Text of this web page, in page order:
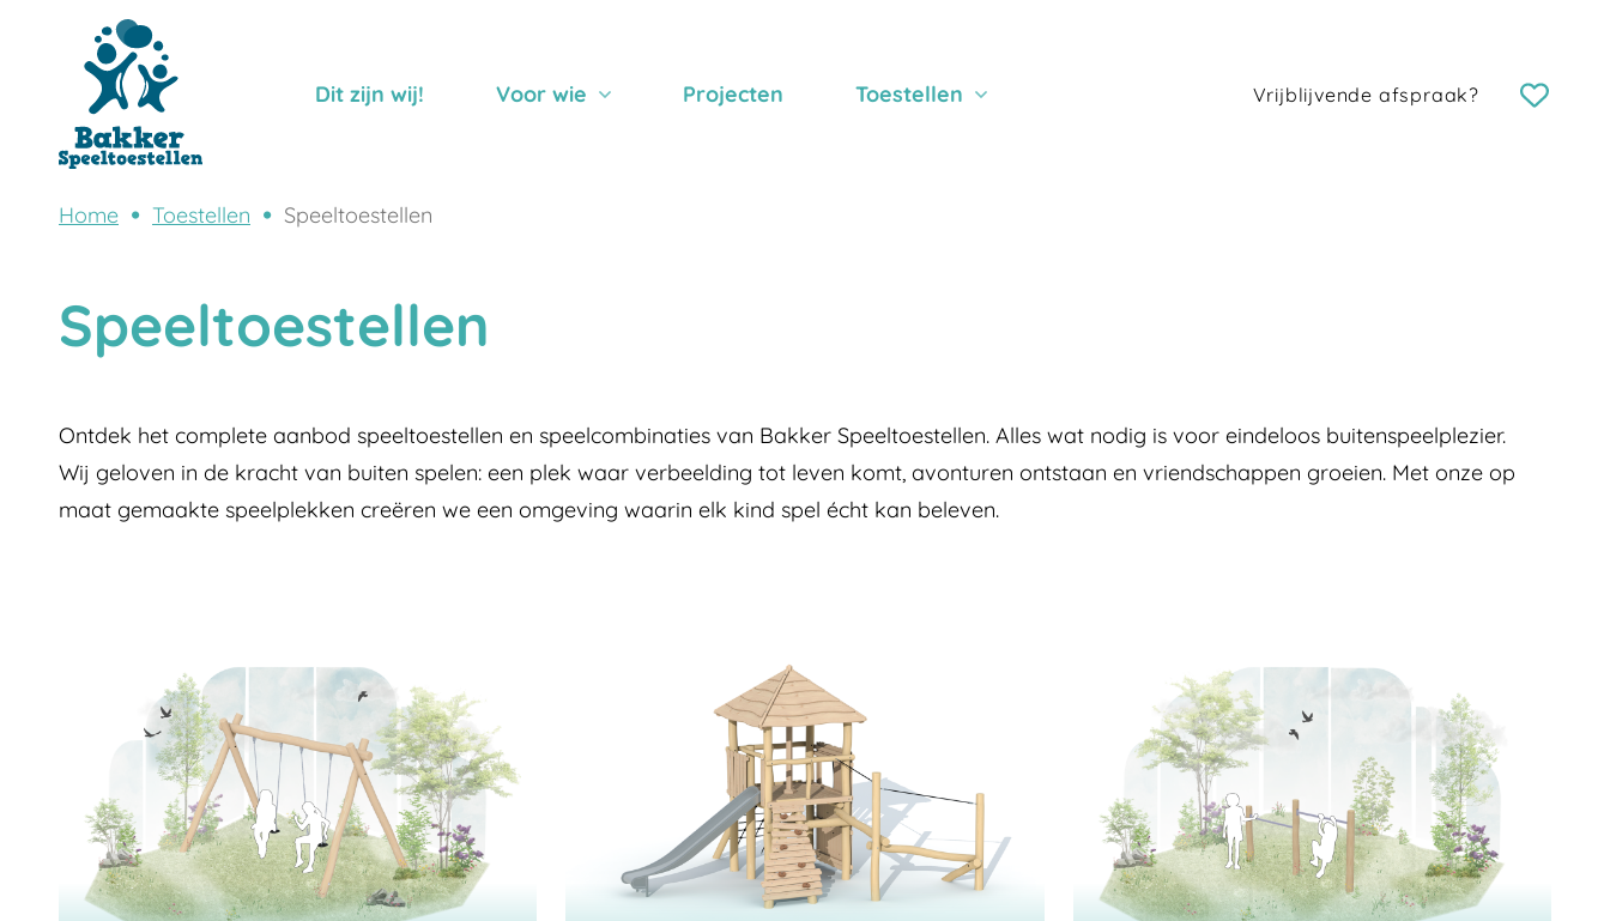
Dit zijn wij! Voor wie Projecten Toestellen Vrijblijvende afspraak?
Home Toestellen Speeltoestellen
Speeltoestellen
Ontdek het complete aanbod speeltoestellen en speelcombinaties van Bakker Speeltoestellen. Alles wat nodig is voor eindeloos buitenspeelplezier.
Wij geloven in de kracht van buiten spelen: een plek waar verbeelding tot leven komt, avonturen ontstaan en vriendschappen groeien. Met onze op
maat gemaakte speelplekken creëren we een omgeving waarin elk kind spel écht kan beleven.